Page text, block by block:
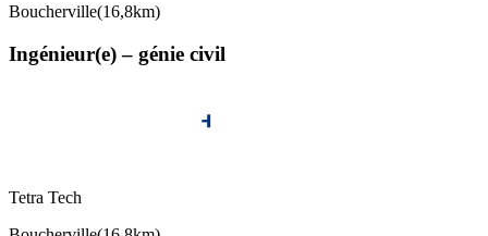
Boucherville(16,8km)
Ingénieur(e) – génie civil
Tetra Tech